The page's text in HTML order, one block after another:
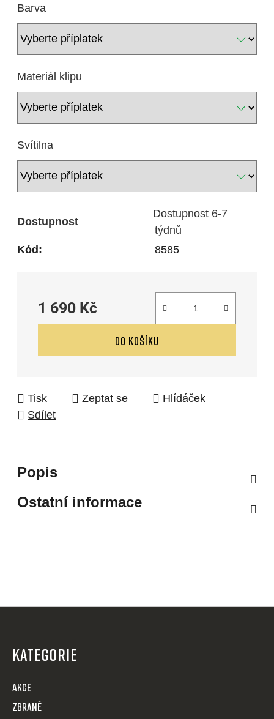
Barva
Materiál klipu
Svítilna
Dostupnost
Dostupnost 6-7
týdnů
Kód:
8585
1 690 Kč
Měrná cena:
DO KOŠÍKU
Tisk Zeptat se
Hlídáček
Sdílet
Popis
Ostatní informace
KATEGORIE
AKCE
Zbraně